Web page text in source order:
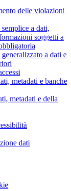
delle violazioni
a dati,
soggetti a
a dati e
metadati e banche
metadati e della
dati